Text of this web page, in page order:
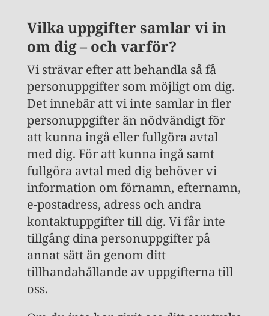
Vilka uppgifter samlar vi in
om dig – och varför?
Vi strävar efter att behandla så få
personuppgifter som möjligt om dig.
Det innebär att vi inte samlar in fler
personuppgifter än nödvändigt för
att kunna ingå eller fullgöra avtal
med dig. För att kunna ingå samt
fullgöra avtal med dig behöver vi
information om förnamn, efternamn,
e-postadress, adress och andra
kontaktuppgifter till dig. Vi får inte
tillgång dina personuppgifter på
annat sätt än genom ditt
tillhandahållande av uppgifterna till
oss.